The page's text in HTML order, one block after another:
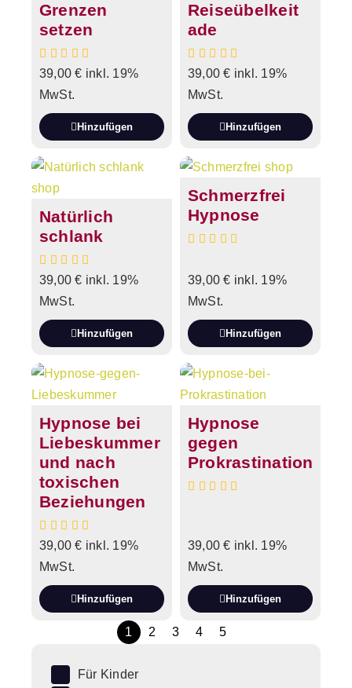
Grenzen
setzen
39,00€ inkl. 19%
MwSt.
Hinzufügen
Reiseübelkeit
ade
39,00€ inkl. 19%
MwSt.
Hinzufügen
Natürlich
schlank
39,00€ inkl. 19%
MwSt.
Hinzufügen
Schmerzfrei
Hypnose
39,00€ inkl. 19%
MwSt.
Hinzufügen
Hypnose bei
Liebeskummer
und nach
toxischen
Beziehungen
39,00€ inkl. 19%
MwSt.
Hinzufügen
Hypnose
gegen
Prokrastination
39,00€ inkl. 19%
MwSt.
Hinzufügen
1 2 3 4 5
Für Kinder